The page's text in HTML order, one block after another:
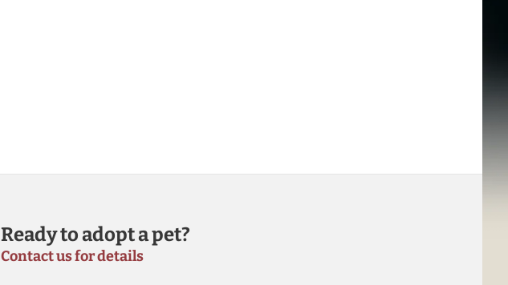
Ready to adopt a pet?
Contact us for details